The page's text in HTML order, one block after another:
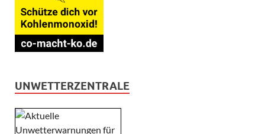
UNWETTERZENTRALE